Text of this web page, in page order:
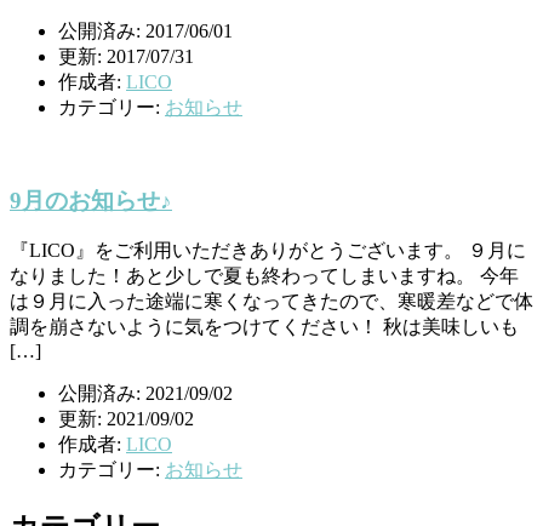
公開済み: 2017/06/01
更新: 2017/07/31
作成者: LICO
カテゴリー: お知らせ
9月のお知らせ♪
『LICO』をご利用いただきありがとうございます。 ９月に
なりました！あと少しで夏も終わってしまいますね。 今年
は９月に入った途端に寒くなってきたので、寒暖差などで体
調を崩さないように気をつけてください！ 秋は美味しいも
[…]
公開済み: 2021/09/02
更新: 2021/09/02
作成者: LICO
カテゴリー: お知らせ